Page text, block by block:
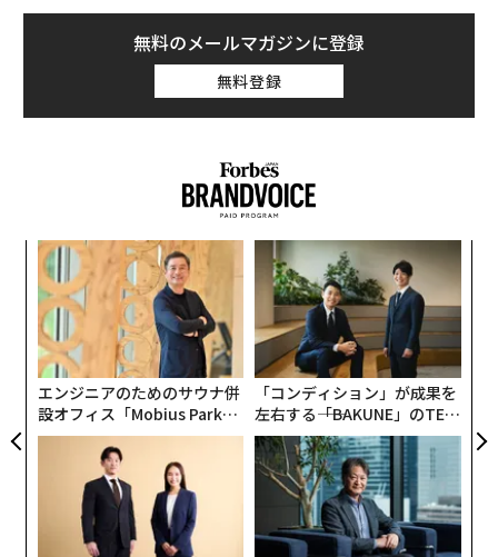
無料のメールマガジンに登録
無料登録
エンジニアのためのサウナ併
設オフィス「Mobius Park」
がオープン──タマディック
が健康経営を徹底する理由
「コンディション」が成果を
左右する――「BAKUNE」のTEN
TIALが支える「挑戦者の明
日」